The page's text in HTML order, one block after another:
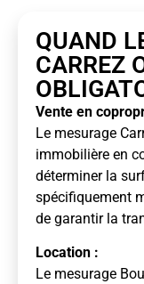
QUAND
CARREZ
Vente en
Le mesurage
immobilière en
déterminer la
spécifiquement
de garantir la
Location :
Le mesurage